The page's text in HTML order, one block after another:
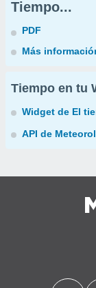
Tiempo...
PDF
Más
Tiempo en tu
Widget de El
API de